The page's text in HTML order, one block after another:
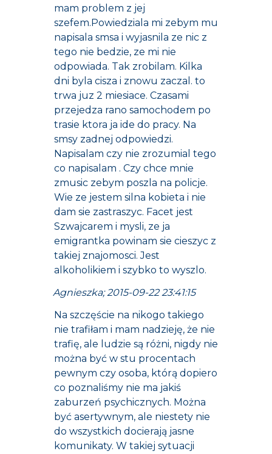
mam problem z jej
szefem.Powiedziala mi zebym mu
napisala smsa i wyjasnila ze nic z
tego nie bedzie, ze mi nie
odpowiada. Tak zrobilam. Kilka
dni byla cisza i znowu zaczal. to
trwa juz 2 miesiace. Czasami
przejedza rano samochodem po
trasie ktora ja ide do pracy. Na
smsy zadnej odpowiedzi.
Napisalam czy nie zrozumial tego
co napisalam . Czy chce mnie
zmusic zebym poszla na policje.
Wie ze jestem silna kobieta i nie
dam sie zastraszyc. Facet jest
Szwajcarem i mysli, ze ja
emigrantka powinam sie cieszyc z
takiej znajomosci. Jest
alkoholikiem i szybko to wyszlo.
Agnieszka; 2015-09-22 23:41:15
Na szczęście na nikogo takiego
nie trafiłam i mam nadzieję, że nie
trafię, ale ludzie są różni, nigdy nie
można być w stu procentach
pewnym czy osoba, którą dopiero
co poznaliśmy nie ma jakiś
zaburzeń psychicznych. Można
być asertywnym, ale niestety nie
do wszystkich docierają jasne
komunikaty. W takiej sytuacji